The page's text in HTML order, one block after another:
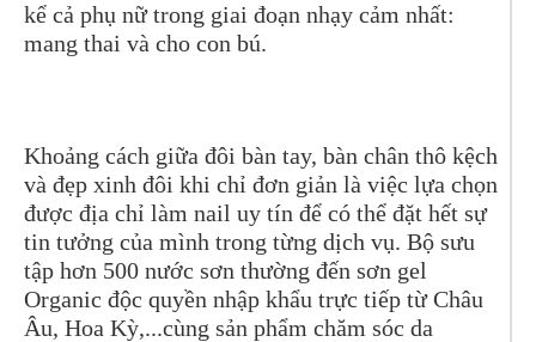
kể cả phụ nữ trong giai đoạn nhạy cảm nhất:
mang thai và cho con bú.
Khoảng cách giữa đôi bàn tay, bàn chân thô kệch
và đẹp xinh đôi khi chỉ đơn giản là việc lựa chọn
được địa chỉ làm nail uy tín để có thể đặt hết sự
tin tưởng của mình trong từng dịch vụ. Bộ sưu
tập hơn 500 nước sơn thường đến sơn gel
Organic độc quyền nhập khẩu trực tiếp từ Châu
Âu, Hoa Kỳ,...cùng sản phẩm chăm sóc da